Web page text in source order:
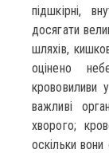
підшкірні,
досягати
шляхів,
оцінено
крововиливи
важливі
хворого;
оскільки